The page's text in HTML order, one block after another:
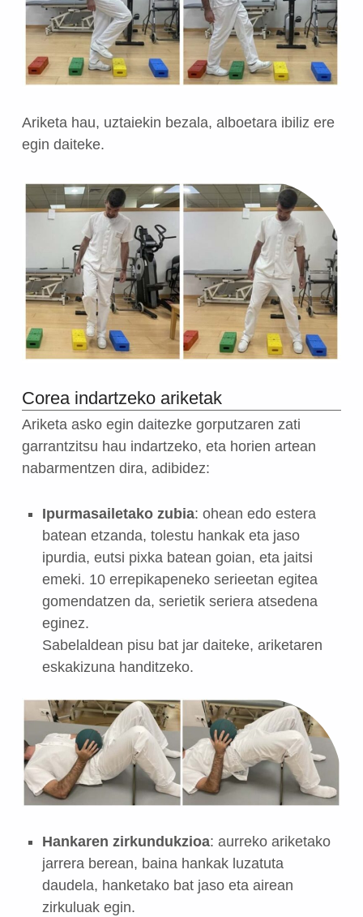
Ariketa hau, uztaiekin bezala, alboetara ibiliz ere
egin daiteke.
Corea indartzeko ariketak
Ariketa asko egin daitezke gorputzaren zati
garrantzitsu hau indartzeko, eta horien artean
nabarmentzen dira, adibidez:
Ipurmasailetako zubia: ohean edo estera
batean etzanda, tolestu hankak eta jaso
ipurdia, eutsi pixka batean goian, eta jaitsi
emeki. 10 errepikapeneko serieetan egitea
gomendatzen da, serietik seriera atsedena
eginez.
Sabelaldean pisu bat jar daiteke, ariketaren
eskakizuna handitzeko.
Hankaren zirkundukzioa: aurreko ariketako
jarrera berean, baina hankak luzatuta
daudela, hanketako bat jaso eta airean
zirkuluak egin.